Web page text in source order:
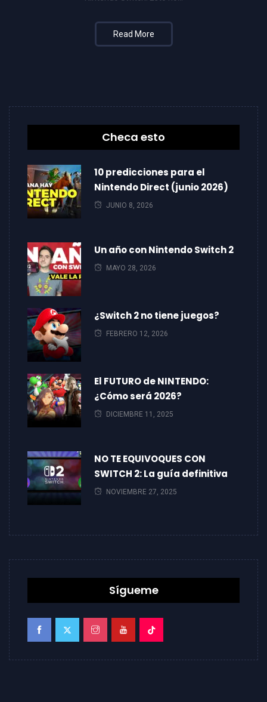
Read More
Checa esto
10 predicciones para el
Nintendo Direct (junio 2026)
JUNIO 8, 2026
Un año con Nintendo Switch 2
MAYO 28, 2026
¿Switch 2 no tiene juegos?
FEBRERO 12, 2026
El FUTURO de NINTENDO:
¿Cómo será 2026?
DICIEMBRE 11, 2025
NO TE EQUIVOQUES CON
SWITCH 2: La guía definitiva
NOVIEMBRE 27, 2025
Sígueme